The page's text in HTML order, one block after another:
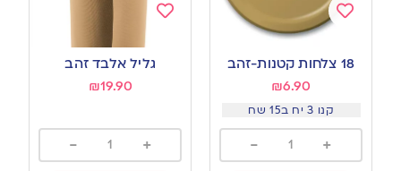
to
wishlist
18 צלחות קטנות-זהב
₪6.90
קנו 3 יח ב15 שח
+
-
wishlist
גליל אלבד זהב
₪19.90
+
-